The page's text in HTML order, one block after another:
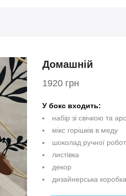
Домашній
1920 грн
У бокс входить:
набір зі свічкою та
мікс горішків в меду
шоколад ручної
листівка
декор
дизайнерська коробка